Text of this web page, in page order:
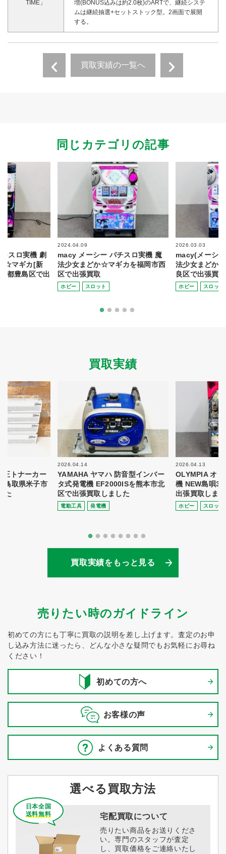
TIME」
増(BONUS込みは約2.0枚)のARTで、継続システ
ムは継続抽選+セットストック型。2画面で展開
する。
買取実績の一覧へ
同じカテゴリの記事
スロ実機 劇
☆マギカ[新
都豊島区で出
2024.04.09
macy メーシー パチスロ実機 魔
法少女まどか☆マギカを福岡市西
区で出張買取
ホビー スロット
2026.03.03
macy(メーシ
法少女まどか
良区で出張買
ホビー スロット
買取実績
トナーカー
鳥取県米子市
た
2026.04.14
YAMAHA ヤマハ 防音型インバー
タ式発電機 EF2000ISを熊本市北
区で出張買取しました
電動⼯具 発電機
2026.04.13
OLYMPIA オ
機 NEW島唄
出張買取しま
ホビー スロット
買取実績をもっと見る
売りたい時のガイドライン
初めての方にも丁寧に買取の説明を差し上げます。査定のお申
し込み方法に迷ったら、どんな小さな疑問でもお気軽にお尋ね
ください！
初めての方へ
お客様の声
よくある質問
選べる買取方法
宅配買取について
日本全国
送料無料
売りたい商品をお送りくださ
い。専門のスタッフが査定
し、買取価格をご連絡いたし